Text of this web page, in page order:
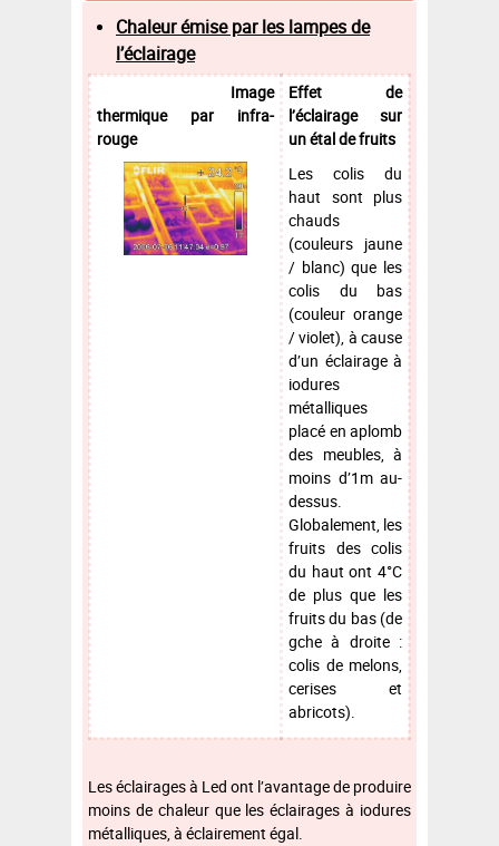
Chaleur émise par les lampes de
l’éclairage
Image
thermique par infra-
rouge
Effet de
l’éclairage sur
un étal de fruits
Les colis du
haut sont plus
chauds
(couleurs jaune
/ blanc) que les
colis du bas
(couleur orange
/ violet), à cause
d’un éclairage à
iodures
métalliques
placé en aplomb
des meubles, à
moins d’1m au-
dessus.
Globalement, les
fruits des colis
du haut ont 4°C
de plus que les
fruits du bas (de
gche à droite :
colis de melons,
cerises et
abricots).
Les éclairages à Led ont l’avantage de produire
moins de chaleur que les éclairages à iodures
métalliques, à éclairement égal.